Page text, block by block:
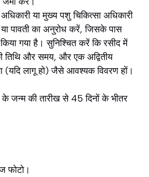
या मुख्य पशु चिकित्सा अधिकारी
पावती का अनुरोध करें, जिसके पास
गया है। सुनिश्चित करें कि रसीद में
तिथि और समय, और एक अद्वितीय
(यदि लागू हो) जैसे आवश्यक विवरण हों।
जन्म की तारीख से 45 दिनों के भीतर
फोटो।